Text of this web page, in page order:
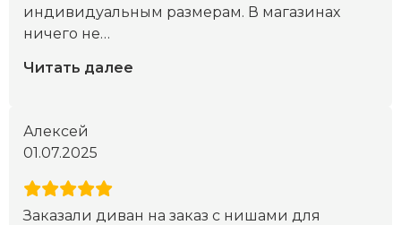
индивидуальным размерам. В магазинах
ничего не…
Читать далее
Алексей
01.07.2025
Заказали диван на заказ с нишами для